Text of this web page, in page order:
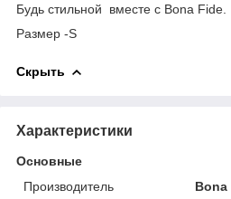
Будь стильной вместе с Bona Fide.
Размер -S
Скрыть
Характеристики
Основные
Производитель
Bona